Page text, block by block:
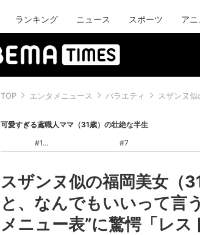
ランキング ニュース スポーツ アニ
TOP エンタメニュース バラエティ スザンヌ
可愛すぎる鳶職人ママ（31歳）の壮絶な半生
#1
#7
スザンヌ似の福岡美女（
と、なんでもいいって言
メニュー表”に驚愕「レ